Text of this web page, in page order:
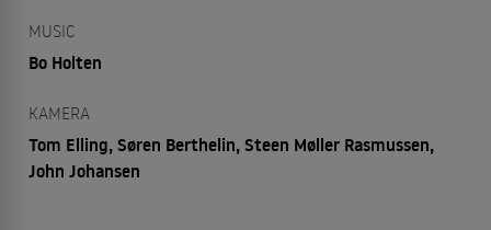
MUSIC
Bo Holten
KAMERA
Tom Elling, Søren Berthelin, Steen Møller Rasmussen,
John Johansen